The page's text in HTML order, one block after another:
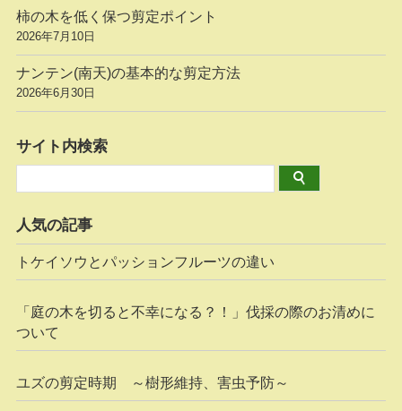
柿の木を低く保つ剪定ポイント
2026年7月10日
ナンテン(南天)の基本的な剪定方法
2026年6月30日
サイト内検索
人気の記事
トケイソウとパッションフルーツの違い
「庭の木を切ると不幸になる？！」伐採の際のお清めに
ついて
ユズの剪定時期 ～樹形維持、害虫予防～